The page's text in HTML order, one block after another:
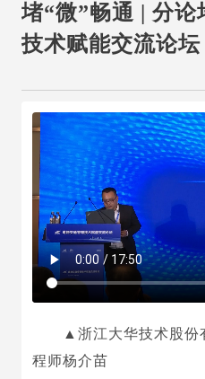
堵“微”畅通 | 分
技术赋能交流论坛
▲浙江大华技术股份
程师杨介苗